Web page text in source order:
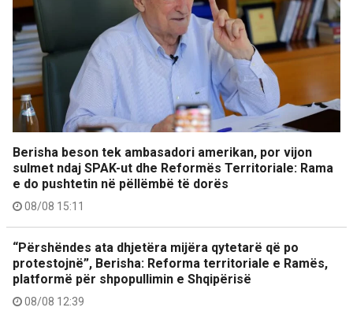
Berisha beson tek ambasadori amerikan, por vijon
sulmet ndaj SPAK-ut dhe Reformës Territoriale: Rama
e do pushtetin në pëllëmbë të dorës
08/08 15:11
“Përshëndes ata dhjetëra mijëra qytetarë që po
protestojnë”, Berisha: Reforma territoriale e Ramës,
platformë për shpopullimin e Shqipërisë
08/08 12:39